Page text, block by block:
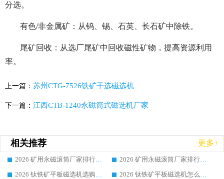
分选。
有色/非金属矿：从钨、锡、石英、长石矿中除铁。
尾矿回收：从选厂尾矿中回收磁性矿物，提高资源利用
率。
上一篇： 苏州CTG-7526铁矿干选磁选机
下一篇： 江西CTB-1240永磁筒式磁选机厂家
相关推荐 更多+
2026 矿用永磁滚筒厂家排行榜选购干货指南 行业口碑标杆华体会手机网页版-华体会(中国) 实力出众
2026 矿用永磁滚筒厂家排行榜选购指南，行业口碑领域强者华体会手机网页版-华体会(中国)
2026 钛铁矿平板磁选机选购全攻略 市场公认优质品牌厂家实力排行榜
2026 钛铁矿平板磁选机怎么选 靠谱生产企业实力排行榜选购参考攻略